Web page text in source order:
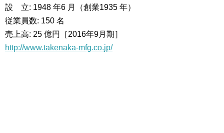
設 立: 1948 年6 月（創業1935 年）
従業員数: 150 名
売上高: 25 億円［2016年9月期］
http://www.takenaka-mfg.co.jp/